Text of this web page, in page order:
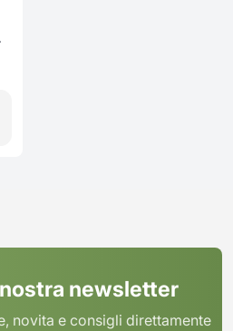
newsletter
novita e consigli direttamente